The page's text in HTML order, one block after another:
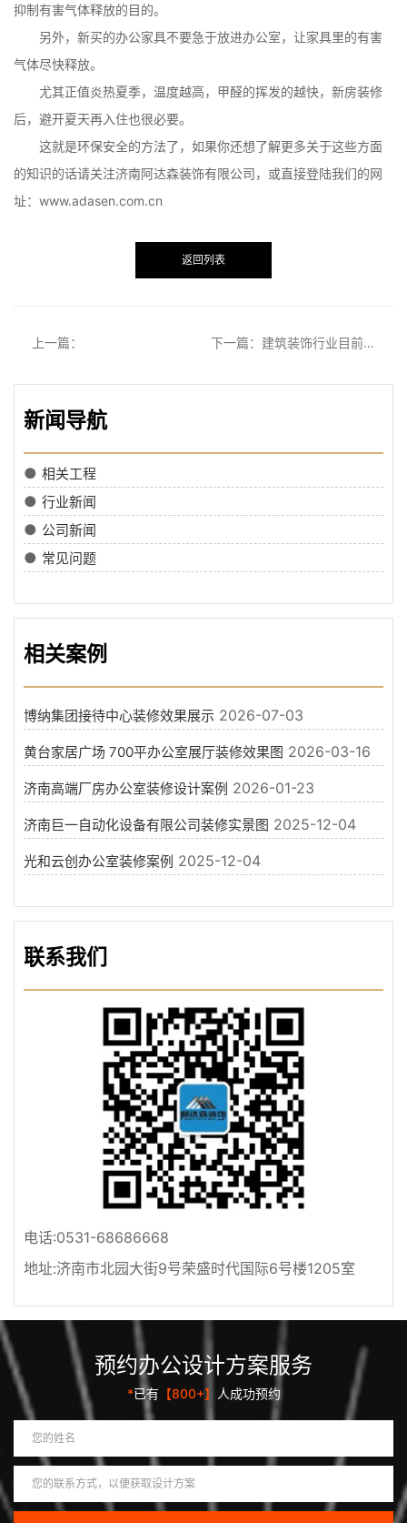
抑制有害气体释放的目的。
另外，新买的办公家具不要急于放进办公室，让家具里的有害
气体尽快释放。
尤其正值炎热夏季，温度越高，甲醛的挥发的越快，新房装修
后，避开夏天再入住也很必要。
这就是环保安全的方法了，如果你还想了解更多关于这些方面
的知识的话请关注济南阿达森装饰有限公司，或直接登陆我们的网
址：www.adasen.com.cn
返回列表
上一篇： 下一篇：建筑装饰行业目前发展情况
新闻导航
● 相关工程
● 行业新闻
● 公司新闻
● 常见问题
相关案例
博纳集团接待中心装修效果展示 2026-07-03
黄台家居广场 700平办公室展厅装修效果图 2026-03-16
济南高端厂房办公室装修设计案例 2026-01-23
济南巨一自动化设备有限公司装修实景图 2025-12-04
光和云创办公室装修案例 2025-12-04
联系我们
电话:0531-68686668
地址:济南市北园大街9号荣盛时代国际6号楼1205室
预约办公设计方案服务
*已有【800+】 人成功预约